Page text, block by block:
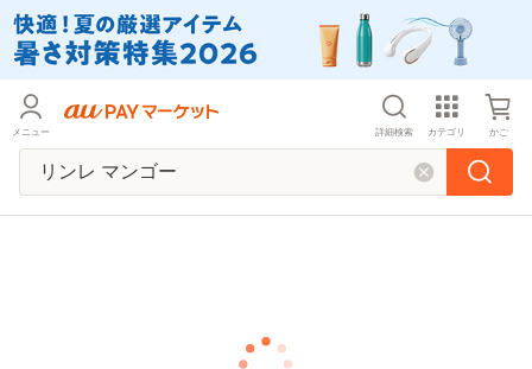
メニュー 詳細検索 カテゴリ かご